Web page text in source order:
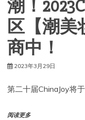
潮！
区【潮美
商中！
2023年3月29日
第二十届ChinaJoy将
阅读更多